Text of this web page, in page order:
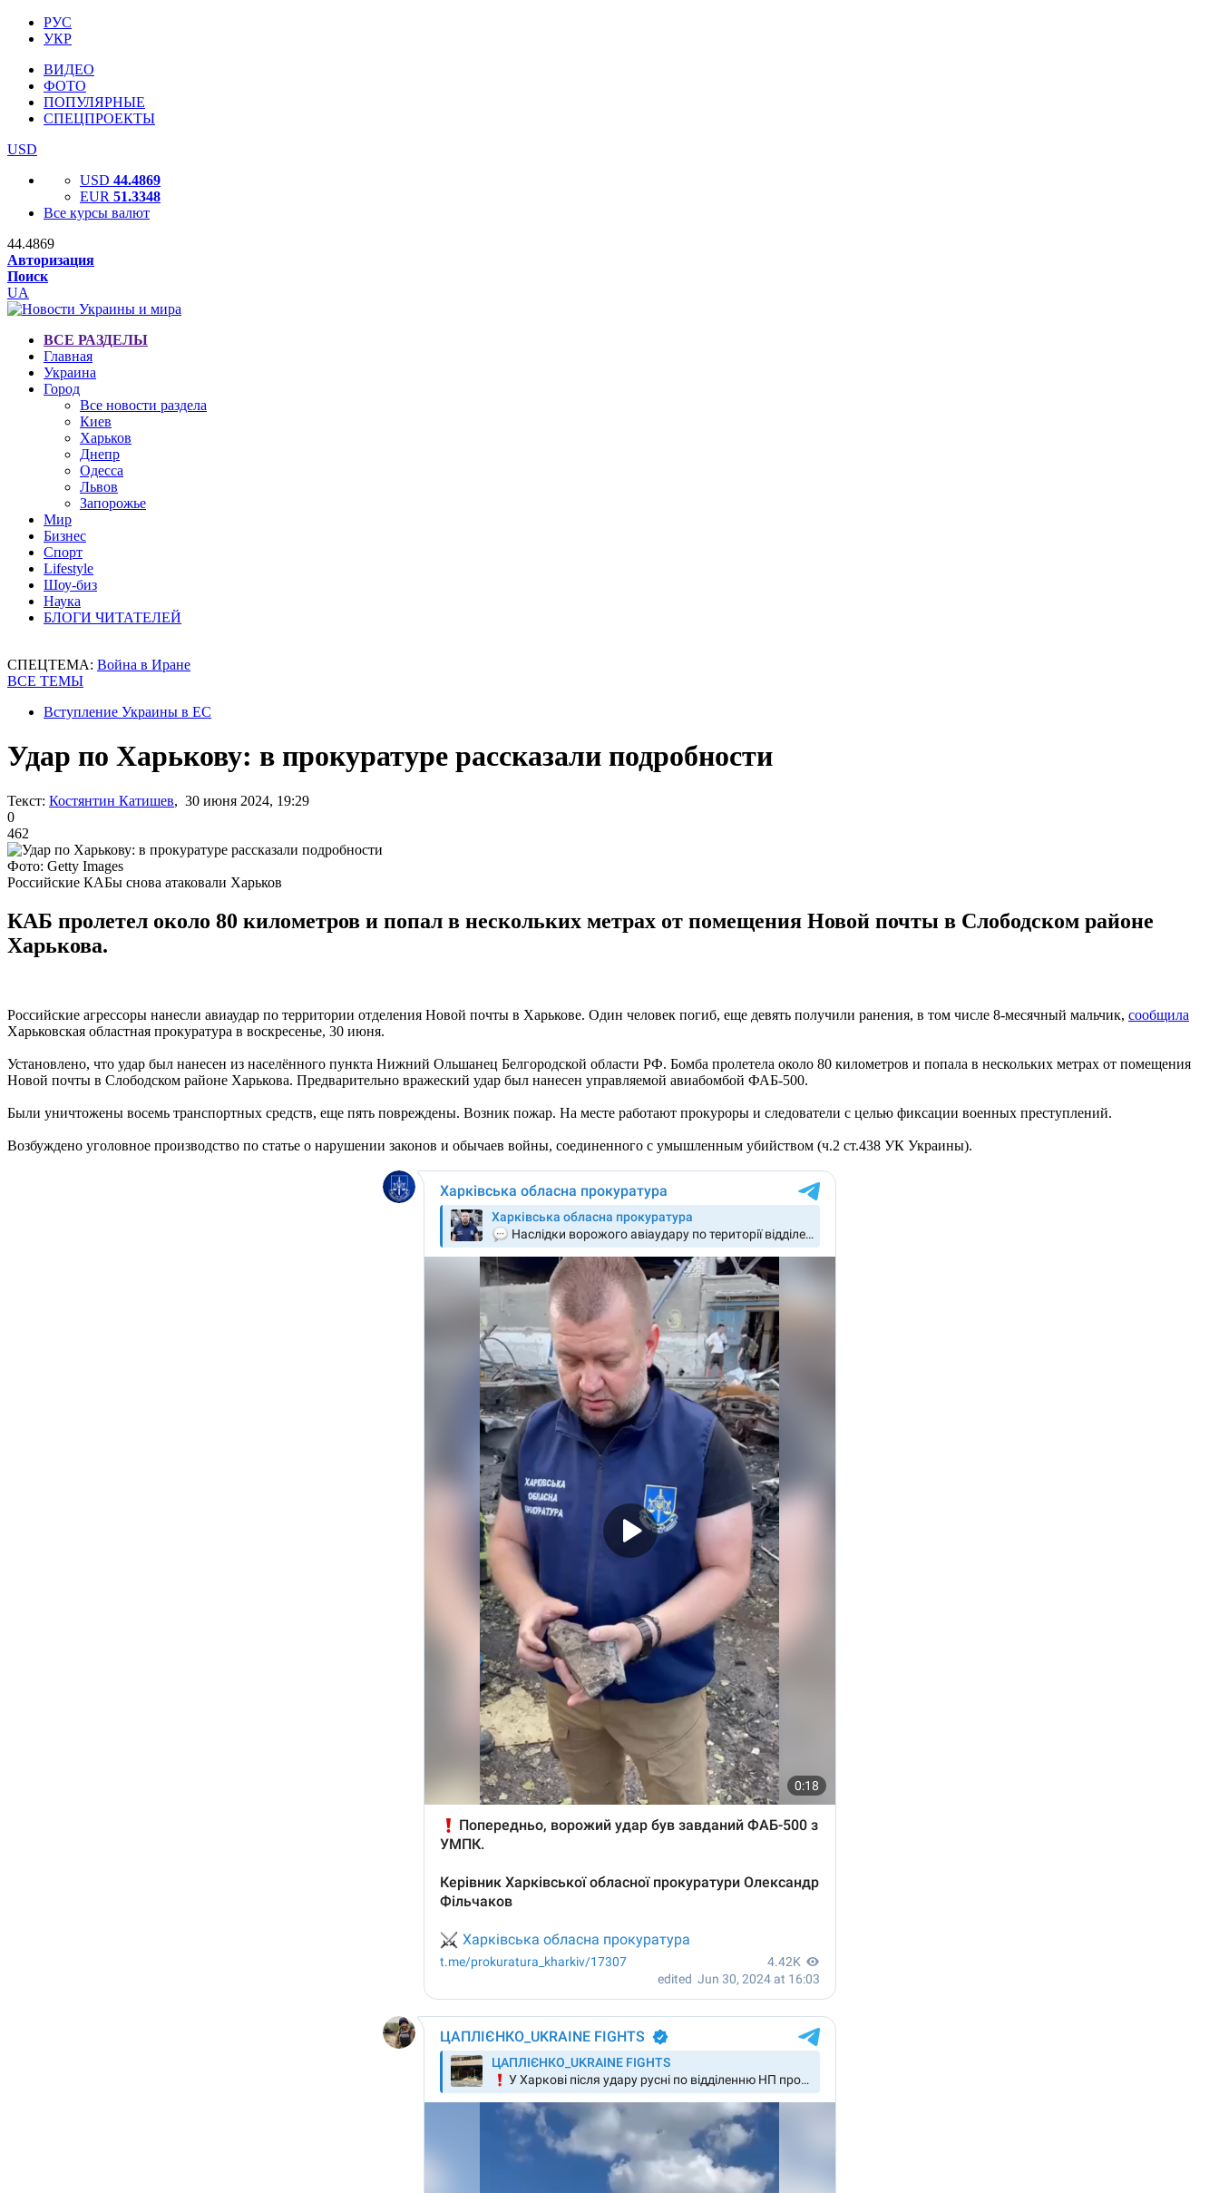
РУС
УКР
ВИДЕО
ФОТО
ПОПУЛЯРНЫЕ
СПЕЦПРОЕКТЫ
USD
USD 44.4869
EUR 51.3348
Все курсы валют
44.4869
Авторизация
Поиск
UA
ВСЕ РАЗДЕЛЫ
Главная
Украина
Город
Все новости раздела
Киев
Харьков
Днепр
Одесса
Львов
Запорожье
Мир
Бизнес
Спорт
Lifestyle
Шоу-биз
Наука
БЛОГИ ЧИТАТЕЛЕЙ
СПЕЦТЕМА: Война в Иране
ВСЕ ТЕМЫ
Вступление Украины в ЕС
Удар по Харькову: в прокуратуре рассказали подробности
Текст: Костянтин Катишев, 30 июня 2024, 19:29
0
462
Фото: Getty Images
Российские КАБы снова атаковали Харьков
КАБ пролетел около 80 километров и попал в нескольких метрах от помещения Новой почты в Слободском районе
Харькова.
Российские агрессоры нанесли авиаудар по территории отделения Новой почты в Харькове. Один человек погиб, еще девять получили ранения, в том числе 8-месячный мальчик, сообщила
Харьковская областная прокуратура в воскресенье, 30 июня.
Установлено, что удар был нанесен из населённого пункта Нижний Ольшанец Белгородской области РФ. Бомба пролетела около 80 километров и попала в нескольких метрах от помещения
Новой почты в Слободском районе Харькова. Предварительно вражеский удар был нанесен управляемой авиабомбой ФАБ-500.
Были уничтожены восемь транспортных средств, еще пять повреждены. Возник пожар. На месте работают прокуроры и следователи с целью фиксации военных преступлений.
Возбуждено уголовное производство по статье о нарушении законов и обычаев войны, соединенного с умышленным убийством (ч.2 ст.438 УК Украины).